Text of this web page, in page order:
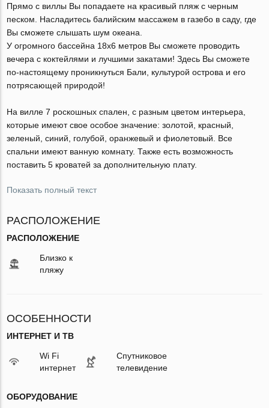
Прямо с виллы Вы попадаете на красивый пляж с черным
песком. Насладитесь балийским массажем в газебо в саду, где
Вы сможете слышать шум океана.
У огромного бассейна 18х6 метров Вы сможете проводить
вечера с коктейлями и лучшими закатами! Здесь Вы сможете
по-настоящему проникнуться Бали, культурой острова и его
потрясающей природой!
На вилле 7 роскошных спален, с разным цветом интерьера,
которые имеют свое особое значение: золотой, красный,
зеленый, синий, голубой, оранжевый и фиолетовый. Все
спальни имеют ванную комнату. Также есть возможность
поставить 5 кроватей за дополнительную плату.
Показать полный текст
РАСПОЛОЖЕНИЕ
РАСПОЛОЖЕНИЕ
Близко к
пляжу
ОСОБЕННОСТИ
ИНТЕРНЕТ И ТВ
Wi Fi
интернет
Спутниковое
телевидение
ОБОРУДОВАНИЕ